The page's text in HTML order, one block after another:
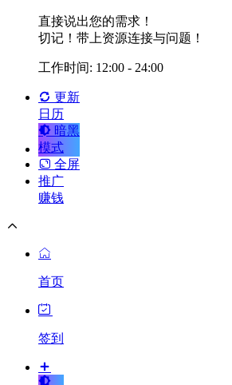
直接说出您的需求！
切记！带上资源连接与问题！
工作时间: 12:00 - 24:00
更新
日历
暗黑
模式
全屏
推广
赚钱
首页
签到